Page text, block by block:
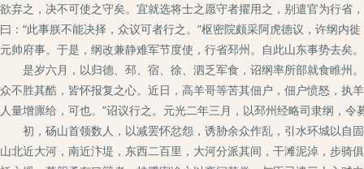
欲弃之，决不可使之守矣。宜就选将士之愿守者擢用之，别遣官为行省
曰：“此事朕不能决择，众议可者行之。”枢密院颇采阿虎德议，许纲内
元帅府事。于是，纲改兼静难军节度使，行省邳州。自此山东事势去矣。
是岁六月，以归德、邳、宿、徐、泗乏军食，诏纲率所部就食睢州
众不胜其酷，皆怀报复之心。近日，高羊哥等苦其佃户，佃户愤怒，执
人量增廪给，可也。”诏议行之。元光二年三月，以邳州经略司隶纲，令
初，砀山首领数人，以减罢怀忿怨，诱胁余众作乱，引水环城以自
山北近大河，南近汴堤，东西二百里，大河分派其间，干滩泥淖，步